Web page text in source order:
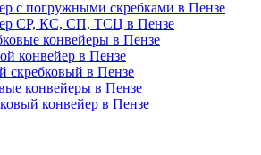
с погружными скребками в Пензе
СР, КС, СП, ТСЦ в Пензе
конвейеры в Пензе
конвейер в Пензе
скребковый в Пензе
конвейеры в Пензе
конвейер в Пензе